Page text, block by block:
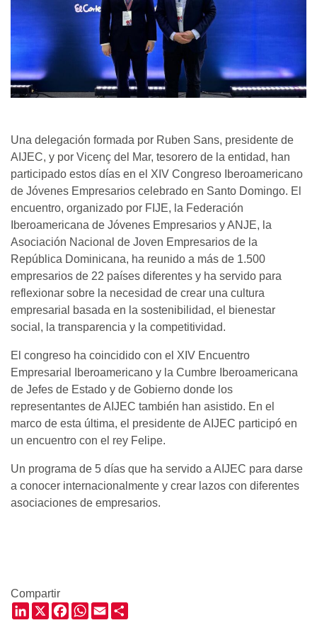
Una delegación formada por Ruben Sans, presidente de
AIJEC, y por Vicenç del Mar, tesorero de la entidad, han
participado estos días en el XIV Congreso Iberoamericano
de Jóvenes Empresarios celebrado en Santo Domingo. El
encuentro, organizado por FIJE, la Federación
Iberoamericana de Jóvenes Empresarios y ANJE, la
Asociación Nacional de Joven Empresarios de la
República Dominicana, ha reunido a más de 1.500
empresarios de 22 países diferentes y ha servido para
reflexionar sobre la necesidad de crear una cultura
empresarial basada en la sostenibilidad, el bienestar
social, la transparencia y la competitividad.
El congreso ha coincidido con el XIV Encuentro
Empresarial Iberoamericano y la Cumbre Iberoamericana
de Jefes de Estado y de Gobierno donde los
representantes de AIJEC también han asistido. En el
marco de esta última, el presidente de AIJEC participó en
un encuentro con el rey Felipe.
Un programa de 5 días que ha servido a AIJEC para darse
a conocer internacionalmente y crear lazos con diferentes
asociaciones de empresarios.
Compartir
LinkedIn
X Facebook
WhatsApp
Email